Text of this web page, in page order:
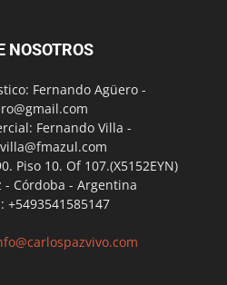
NOSOTROS
Fernando Agüero -
Fernando Villa -
Piso 10. Of 107.(X5152EYN)
- Córdoba - Argentina
+5493541585147